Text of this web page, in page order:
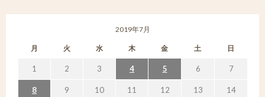
2019年7月
月 火 水 木 金 土 日
1 2 3 4 5 6 7
8 9 10 11 12 13 14